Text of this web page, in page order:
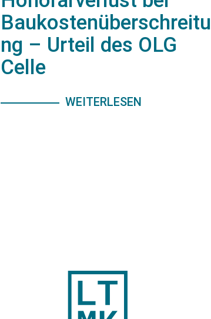
Baukostenüberschreitu
ng – Urteil des OLG
Celle
WEITERLESEN